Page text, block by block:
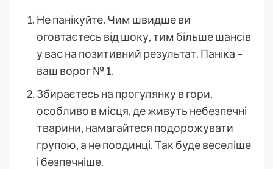
Не панікуйте. Чим швидше ви
оговтаєтесь від шоку, тим більше шансів
у вас на позитивний результат. Паніка –
ваш ворог №1.
Збираєтесь на прогулянку в гори,
особливо в місця, де живуть небезпечні
тварини, намагайтеся подорожувати
групою, а не поодинці. Так буде веселіше
і безпечніше.